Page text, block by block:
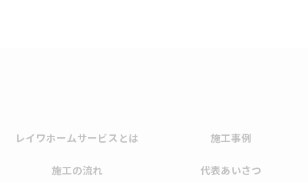
レイワホームサービスとは 施工事例
施工の流れ 代表あいさつ